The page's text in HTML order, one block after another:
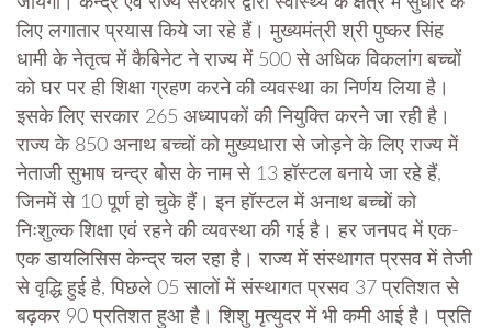
लिए लगातार प्रयास किये जा रहे हैं। मुख्यमंत्री श्री पुष्कर सिंह
धामी के नेतृत्व में कैबिनेट ने राज्य में 500 से अधिक विकलांग बच्चों
को घर पर ही शिक्षा ग्रहण करने की व्यवस्था का निर्णय लिया है।
इसके लिए सरकार 265 अध्यापकों की नियुक्ति करने जा रही है।
राज्य के 850 अनाथ बच्चों को मुख्यधारा से जोड़ने के लिए राज्य में
नेताजी सुभाष चन्द्र बोस के नाम से 13 हॉस्टल बनाये जा रहे हैं,
जिनमें से 10 पूर्ण हो चुके हैं। इन हॉस्टल में अनाथ बच्चों को
निःशुल्क शिक्षा एवं रहने की व्यवस्था की गई है। हर जनपद में एक-
एक डायलिसिस केन्द्र चल रहा है। राज्य में संस्थागत प्रसव में तेजी
से वृद्धि हुई है, पिछले 05 सालों में संस्थागत प्रसव 37 प्रतिशत से
बढ़कर 90 प्रतिशत हुआ है। शिशु मृत्युदर में भी कमी आई है। प्रति